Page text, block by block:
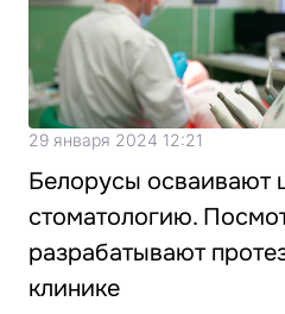
29 января 2024 12:21
Белорусы осваивают
стоматологию.
разрабатывают
клинике